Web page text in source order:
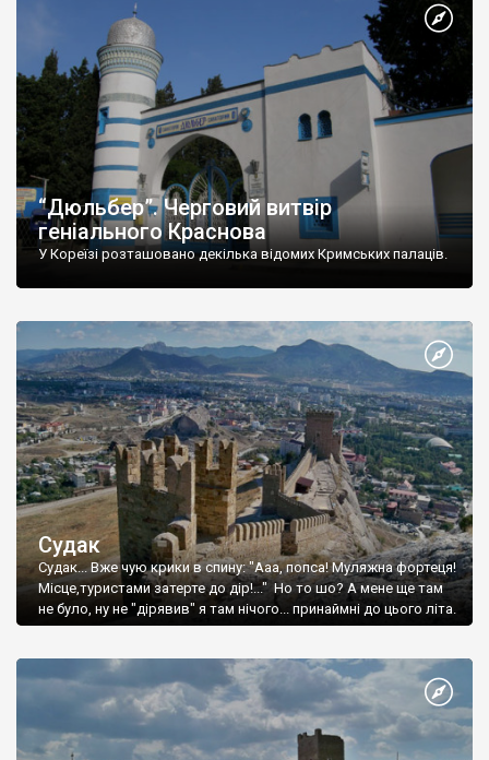
“Дюльбер”. Черговий витвір
геніального Краснова
У Кореїзі розташовано декілька відомих Кримських палаців.
Судак
Судак... Вже чую крики в спину: "Ааа, попса! Муляжна фортеця!
Місце,туристами затерте до дір!..." Но то шо? А мене ще там
не було, ну не "дірявив" я там нічого... принаймні до цього літа.